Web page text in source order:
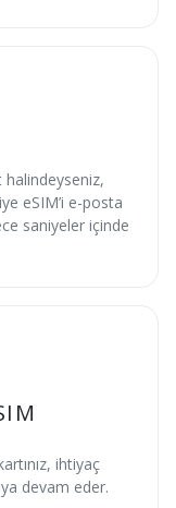
halindeyseniz,
eSIM’i e-posta
saniyeler içinde
ihtiyaç
devam eder.